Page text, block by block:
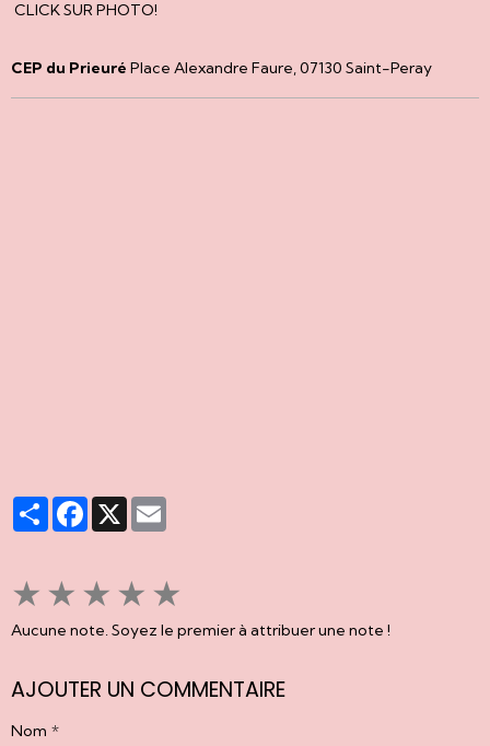
CLICK SUR PHOTO!
CEP du Prieuré Place Alexandre Faure, 07130 Saint-Peray
PartagerFacebook
X
★ ★ ★ ★ ★
Aucune note. Soyez le premier à attribuer une note !
AJOUTER UN COMMENTAIRE
Nom